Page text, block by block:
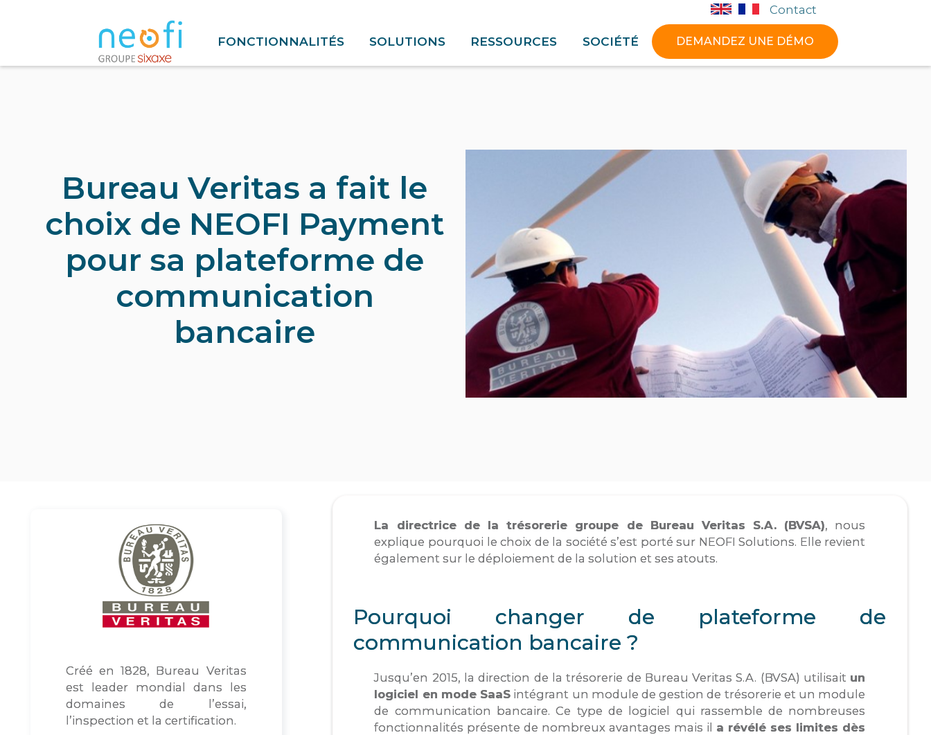
Contact
FONCTIONNALITÉS SOLUTIONS RESSOURCES SOCIÉTÉ DEMANDEZ UNE DÉMO
Bureau Veritas a fait le
choix de NEOFI Payment
pour sa plateforme de
communication
bancaire
Créé en 1828, Bureau Veritas
est leader mondial dans les
domaines de l’essai,
l’inspection et la certification.
La directrice de la trésorerie groupe de Bureau Veritas S.A. (BVSA), nous
explique pourquoi le choix de la société s’est porté sur NEOFI Solutions. Elle revient
également sur le déploiement de la solution et ses atouts.
Pourquoi changer de plateforme de
communication bancaire ?
Jusqu’en 2015, la direction de la trésorerie de Bureau Veritas S.A. (BVSA) utilisait un
logiciel en mode SaaS intégrant un module de gestion de trésorerie et un module
de communication bancaire. Ce type de logiciel qui rassemble de nombreuses
fonctionnalités présente de nombreux avantages mais il a révélé ses limites dès